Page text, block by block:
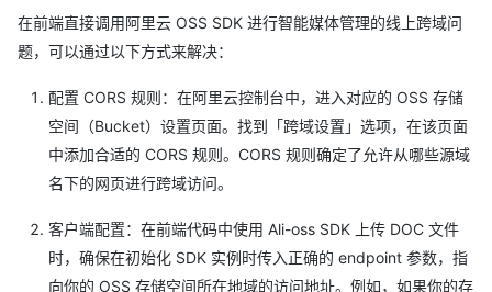
在前端直接调用阿里云 OSS SDK 进行智能媒体管理的线上跨域问
题，可以通过以下方式来解决：
配置 CORS 规则：在阿里云控制台中，进入对应的 OSS 存储
空间（Bucket）设置页面。找到「跨域设置」选项，在该页面
中添加合适的 CORS 规则。CORS 规则确定了允许从哪些源域
名下的网页进行跨域访问。
客户端配置：在前端代码中使用 Ali-oss SDK 上传 DOC 文件
时，确保在初始化 SDK 实例时传入正确的 endpoint 参数，指
向你的 OSS 存储空间所在地域的访问地址。例如，如果你的存